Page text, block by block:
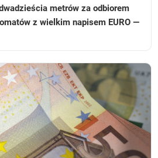
metrów za odbiorem
z wielkim napisem EURO —